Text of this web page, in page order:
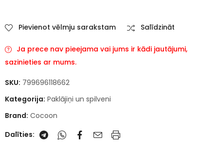
Pievienot vēlmju sarakstam Salīdzināt
Ja prece nav pieejama vai jums ir kādi jautājumi,
sazinieties ar mums.
SKU: 799696118662
Kategorija: Paklājiņi un spilveni
Brand: Cocoon
Dalīties: